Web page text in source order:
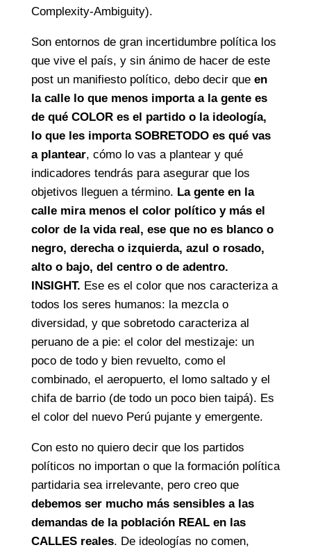
Complexity-Ambiguity).
Son entornos de gran incertidumbre política los
que vive el país, y sin ánimo de hacer de este
post un manifiesto político, debo decir que en
la calle lo que menos importa a la gente es
de qué COLOR es el partido o la ideología,
lo que les importa SOBRETODO es qué vas
a plantear, cómo lo vas a plantear y qué
indicadores tendrás para asegurar que los
objetivos lleguen a término. La gente en la
calle mira menos el color político y más el
color de la vida real, ese que no es blanco o
negro, derecha o izquierda, azul o rosado,
alto o bajo, del centro o de adentro.
INSIGHT. Ese es el color que nos caracteriza a
todos los seres humanos: la mezcla o
diversidad, y que sobretodo caracteriza al
peruano de a pie: el color del mestizaje: un
poco de todo y bien revuelto, como el
combinado, el aeropuerto, el lomo saltado y el
chifa de barrio (de todo un poco bien taipá). Es
el color del nuevo Perú pujante y emergente.
Con esto no quiero decir que los partidos
políticos no importan o que la formación política
partidaria sea irrelevante, pero creo que
debemos ser mucho más sensibles a las
demandas de la población REAL en las
CALLES reales. De ideologías no comen,